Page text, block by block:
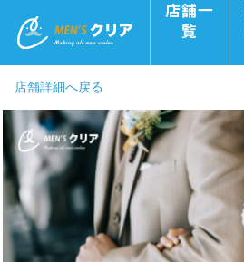
店舗一
覧
店舗詳細へ戻る